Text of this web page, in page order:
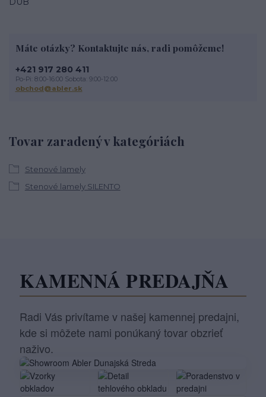
Tovar zaradený v kategóriách
Stenové lamely
Stenové lamely SILENTO
Máte otázky? Kontaktujte nás, radi pomôžeme!
+421 917 280 411
Po-Pi: 8:00-16:00 Sobota: 9:00-12:00
obchod@abler.sk
KAMENNÁ PREDAJŇA
Radi Vás privítame v našej kamennej predajni,
kde si môžete nami ponúkaný tovar obzrieť
naživo.